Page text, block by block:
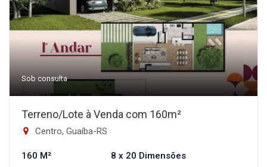
Sob consulta
Terreno/Lote à Venda com 160m²
Centro, Guaíba-RS
160 M² 8 x 20 Dimensões